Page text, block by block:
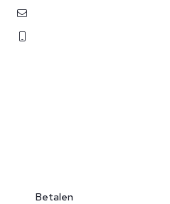
Betalen